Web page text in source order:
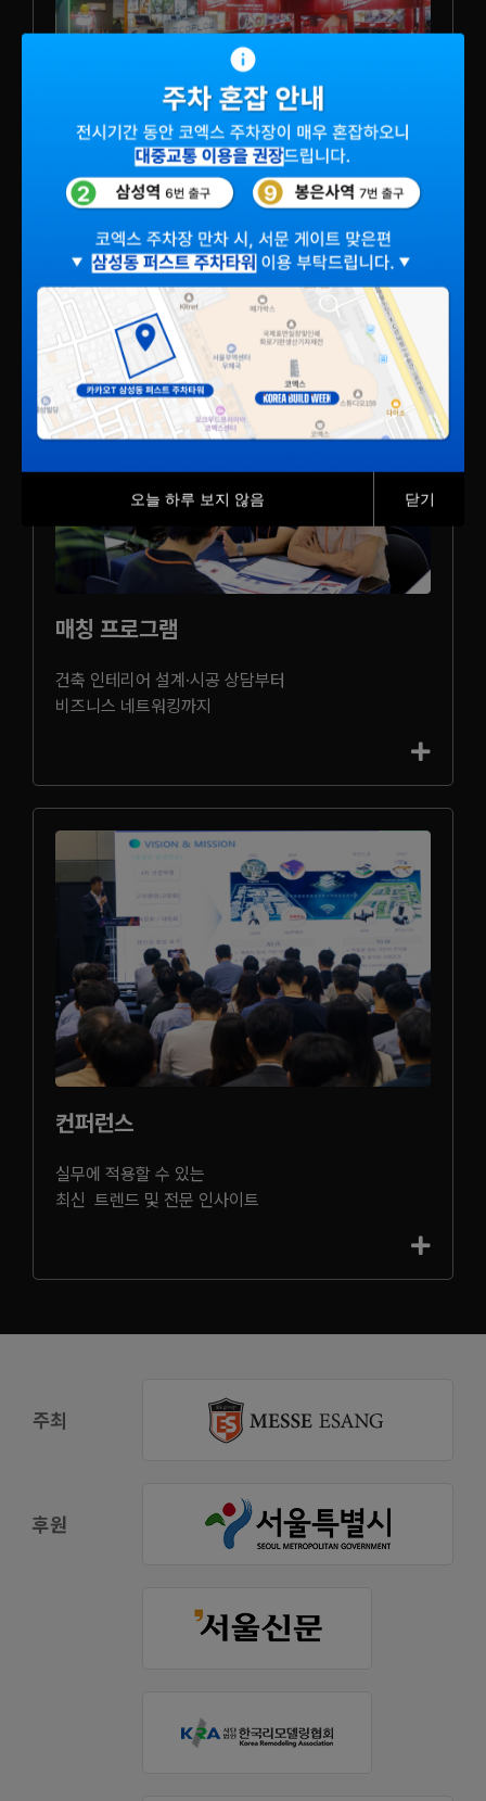
특별기획
건설·건축·인테리어 산업의 최신 기술과
트렌드에 입각한 큐레이션
매칭 프로그램
건축 인테리어 설계·시공 상담부터
비즈니스 네트워킹까지
컨퍼런스
실무에 적용할 수 있는
최신 트렌드 및 전문 인사이트
주최
후원
오늘 하루 보지 않음 닫기